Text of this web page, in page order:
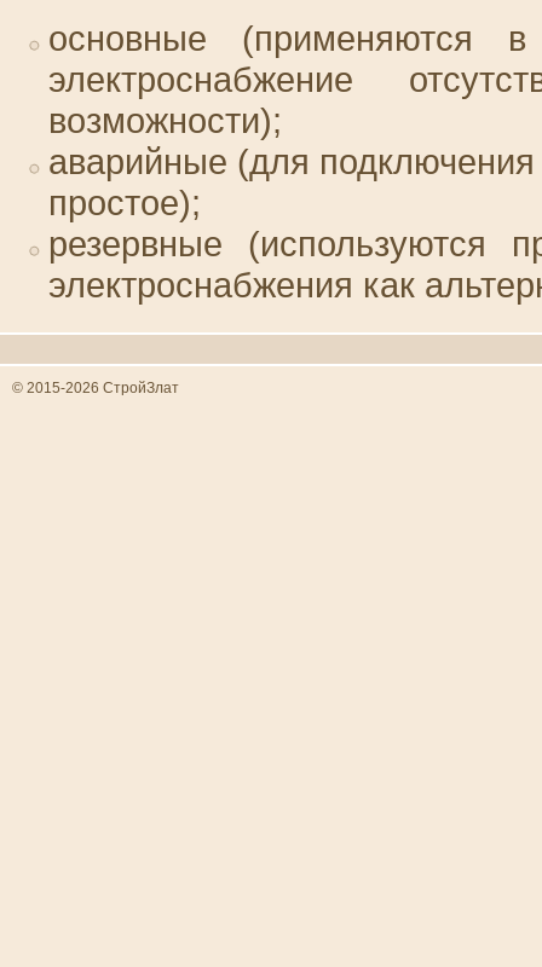
основные (применяются в
электроснабжение
возможности);
аварийные (для
простое);
резервные (используются
электроснабжения как
© 2015-2026 СтройЗлат